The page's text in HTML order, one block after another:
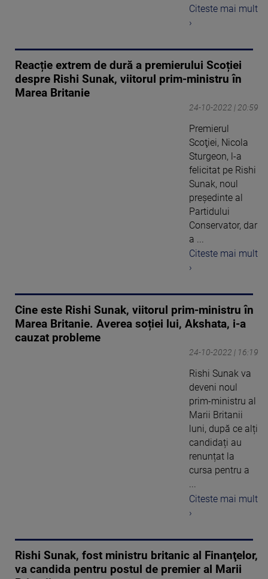
Citeste mai mult
›
Reacție extrem de dură a premierului Scoției
despre Rishi Sunak, viitorul prim-ministru în
Marea Britanie
24-10-2022 | 20:59
Premierul
Scoţiei, Nicola
Sturgeon, l-a
felicitat pe Rishi
Sunak, noul
preşedinte al
Partidului
Conservator, dar
a ...
Citeste mai mult
›
Cine este Rishi Sunak, viitorul prim-ministru în
Marea Britanie. Averea soției lui, Akshata, i-a
cauzat probleme
24-10-2022 | 16:19
Rishi Sunak va
deveni noul
prim-ministru al
Marii Britanii
luni, după ce alți
candidați au
renunțat la
cursa pentru a
...
Citeste mai mult
›
Rishi Sunak, fost ministru britanic al Finanţelor,
va candida pentru postul de premier al Marii